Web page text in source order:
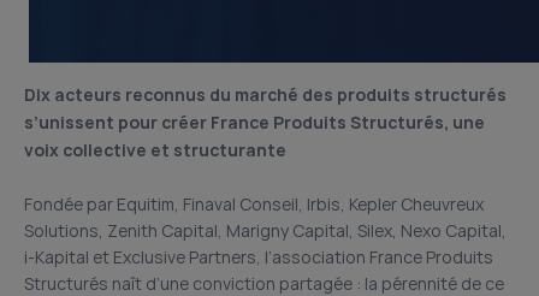
Dix acteurs reconnus du marché des produits structurés
s’unissent pour créer France Produits Structurés, une
voix collective et structurante
Fondée par Equitim, Finaval Conseil, Irbis, Kepler Cheuvreux
Solutions, Zenith Capital, Marigny Capital, Silex, Nexo Capital,
i-Kapital et Exclusive Partners, l’association France Produits
Structurés naît d’une conviction partagée : la pérennité de ce